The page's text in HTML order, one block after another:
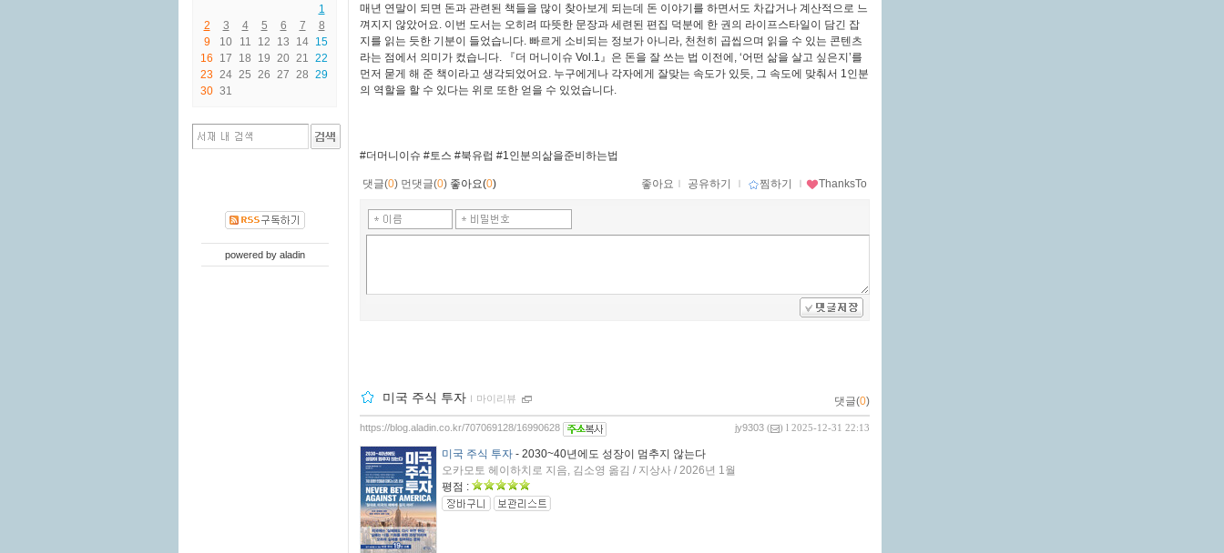
1
2
3 4 5 6 7
8
9
10 11 12 13 14 15
16
17 18 19 20 21 22
23 24 25 26 27 28 29
30 31
powered by aladin
매년 연말이 되면 돈과 관련된 책들을 많이 찾아보게 되는데 돈 이야기를 하면서도 차갑거나 계산적으로 느
껴지지 않았어요. 이번 도서는 오히려 따뜻한 문장과 세련된 편집 덕분에 한 권의 라이프스타일이 담긴 잡
지를 읽는 듯한 기분이 들었습니다. 빠르게 소비되는 정보가 아니라, 천천히 곱씹으며 읽을 수 있는 콘텐츠
라는 점에서 의미가 컸습니다. 『더 머니이슈 Vol.1』은 돈을 잘 쓰는 법 이전에, ‘어떤 삶을 살고 싶은지’를
먼저 묻게 해 준 책이라고 생각되었어요. 누구에게나 각자에게 잘맞는 속도가 있듯, 그 속도에 맞춰서 1인분
의 역할을 할 수 있다는 위로 또한 얻을 수 있었습니다.
#더머니이슈 #토스 #북유럽 #1인분의삶을준비하는법
댓글(0) 먼댓글(0) 좋아요(0) 좋아요 ｌ 공유하기 ｌ 찜하기 ｌ ThanksTo
미국 주식 투자 ｌ 마이리뷰 댓글(0)
jy9303 ( ) l 2025-12-31 22:13
https://blog.aladin.co.kr/707069128/16990628
미국 주식 투자 - 2030~40년에도 성장이 멈추지 않는다
오카모토 헤이하치로 지음, 김소영 옮김 / 지상사 / 2026년 1월
평점 :